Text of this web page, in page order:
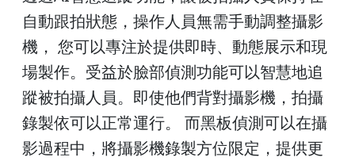
自動跟拍狀態，操作人員無需手動調整攝影
機， 您可以專注於提供即時、動態展示和現
場製作。受益於臉部偵測功能可以智慧地追
蹤被拍攝人員。即使他們背對攝影機，拍攝
錄製依可以正常運行。 而黑板偵測可以在攝
影過程中，將攝影機錄製方位限定，提供更